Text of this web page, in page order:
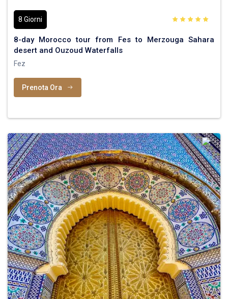
8 Giorni
8-day Morocco tour from Fes to Merzouga Sahara
desert and Ouzoud Waterfalls
Fez
Prenota Ora